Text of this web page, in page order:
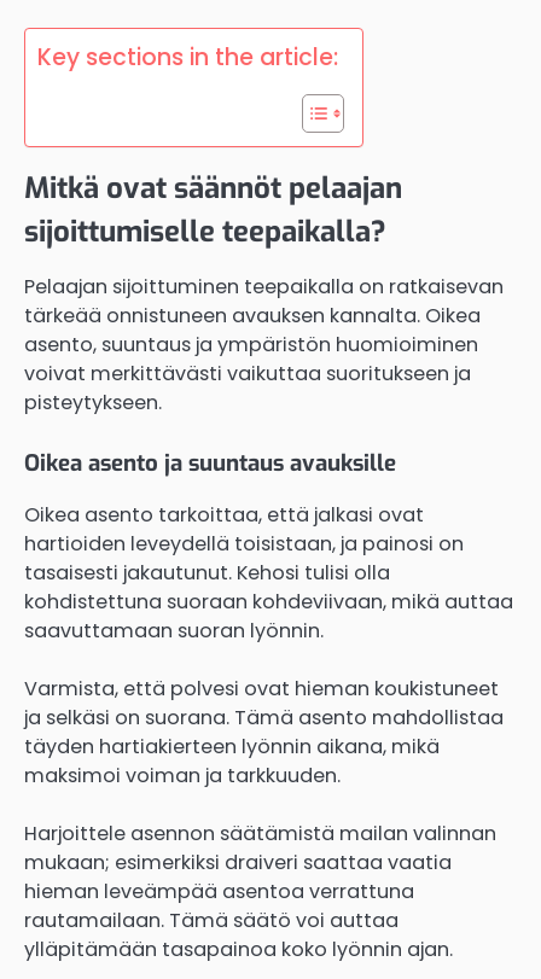
Key sections in the article:
Mitkä ovat säännöt pelaajan
sijoittumiselle teepaikalla?
Pelaajan sijoittuminen teepaikalla on ratkaisevan
tärkeää onnistuneen avauksen kannalta. Oikea
asento, suuntaus ja ympäristön huomioiminen
voivat merkittävästi vaikuttaa suoritukseen ja
pisteytykseen.
Oikea asento ja suuntaus avauksille
Oikea asento tarkoittaa, että jalkasi ovat
hartioiden leveydellä toisistaan, ja painosi on
tasaisesti jakautunut. Kehosi tulisi olla
kohdistettuna suoraan kohdeviivaan, mikä auttaa
saavuttamaan suoran lyönnin.
Varmista, että polvesi ovat hieman koukistuneet
ja selkäsi on suorana. Tämä asento mahdollistaa
täyden hartiakierteen lyönnin aikana, mikä
maksimoi voiman ja tarkkuuden.
Harjoittele asennon säätämistä mailan valinnan
mukaan; esimerkiksi draiveri saattaa vaatia
hieman leveämpää asentoa verrattuna
rautamailaan. Tämä säätö voi auttaa
ylläpitämään tasapainoa koko lyönnin ajan.